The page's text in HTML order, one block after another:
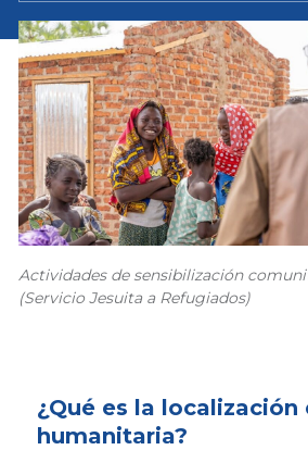
Actividades de sensibilización
(Servicio Jesuita a Refugiados)
¿Qué es la localización
humanitaria?